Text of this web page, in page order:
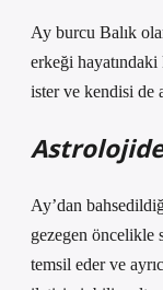
Ay burcu Balık
erkeği hayatındaki
ister ve kendisi de
Ay’dan
gezegen öncelikle
temsil eder ve